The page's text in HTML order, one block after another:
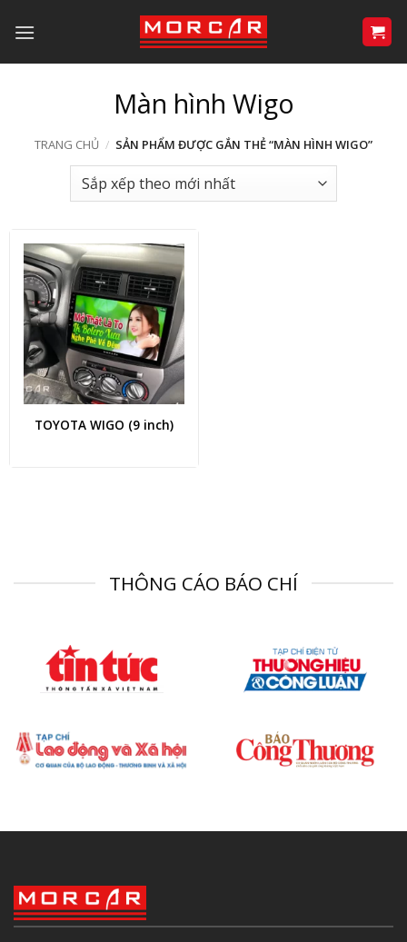
qua
nội
Màn hình Wigo
TRANG CHỦ / SẢN PHẨM ĐƯỢC GẮN THẺ “MÀN HÌNH WIGO”
TOYOTA WIGO (9 inch)
THÔNG CÁO BÁO CHÍ